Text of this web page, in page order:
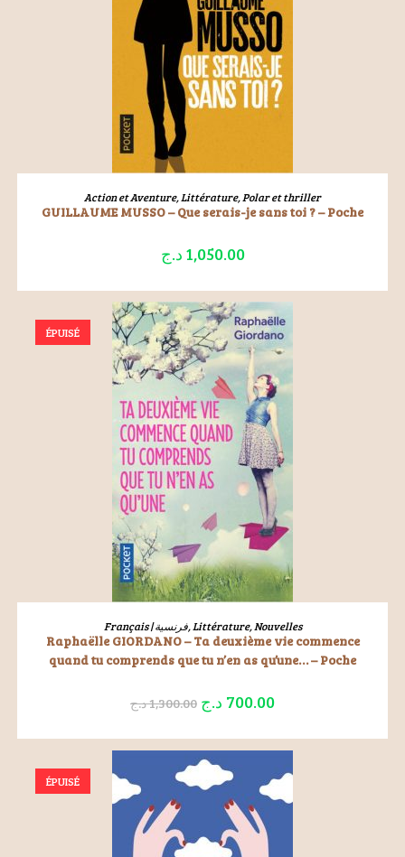
LIRE LA SUITE
Action et Aventure,Littérature,Polar et thriller
GUILLAUME MUSSO – Que serais-je sans toi ? – Poche
1,050.00 د.ج
ÉPUISÉ
LIRE LA SUITEFrançais | فرنسية,Littérature,Nouvelles
Raphaëlle GIORDANO – Ta deuxième vie commence
quand tu comprends que tu n’en as qu’une… – Poche
1,300.00د.ج 700.00 د.ج
ÉPUISÉ